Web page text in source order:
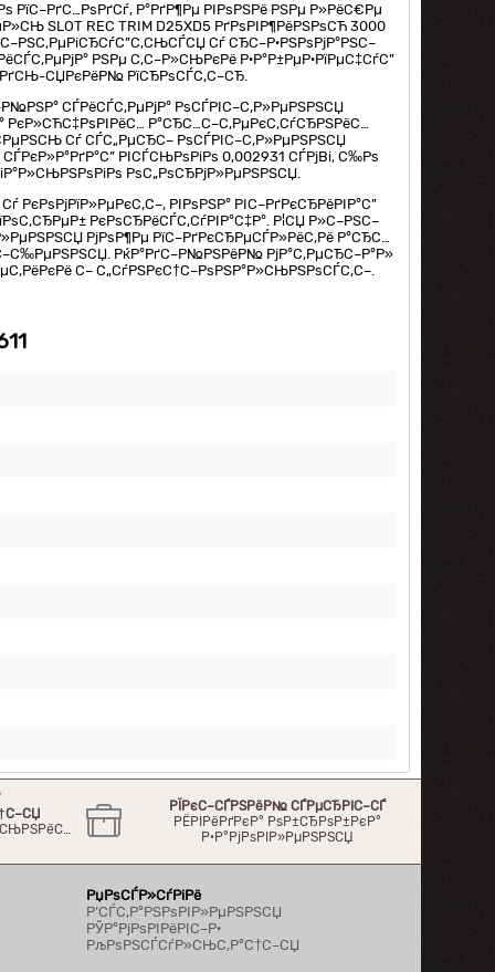
РїС–РґС…РѕРґСѓ, Р°РґР¶Рµ РІРѕРЅРё РЅРµ Р»РёС€Рµ
SLOT REC TRIM D25XD5 РґРѕРІР¶РёРЅРѕСЋ 3000
Сѓ СЂС–Р·РЅРѕРјР°РЅС–
РЅРµ С‚С–Р»СЊРєРё Р·Р°Р±РµР·РїРµС‡СѓС”
СЏРєРёР№ РїСЂРѕСЃС‚С–СЂ.
СЃРёСЃС‚РµРјР° РѕСЃРІС–С‚Р»РµРЅРЅСЏ
РєР»СЋС‡РѕРІРёС… Р°СЂС…С–С‚РµРєС‚СѓСЂРЅРёС…
Сѓ СЃС„РµСЂС– РѕСЃРІС–С‚Р»РµРЅРЅСЏ
РІСЃСЊРѕРіРѕ 0,002931 СЃРјВі, С‰Рѕ
РѕС„РѕСЂРјР»РµРЅРЅСЏ.
РєРѕРјРїР»РµРєС‚С–, РІРѕРЅР° РІС–РґРєСЂРёРІР°С”
РєРѕСЂРёСЃС‚СѓРІР°С‡Р°. Р¦СЏ Р»С–РЅС–
РјРѕР¶Рµ РїС–РґРєСЂРµСЃР»РёС‚Рё Р°СЂС…
РќР°РґС–Р№РЅРёР№ РјР°С‚РµСЂС–Р°Р»
С– С„СѓРЅРєС†С–РѕРЅР°Р»СЊРЅРѕСЃС‚С–.
РЇРєС–СЃРЅРёР№ СЃРµСЂРІС–СЃ
РЁРІРёРґРєР° РѕР±СЂРѕР±РєР°
Р·Р°РјРѕРІР»РµРЅРЅСЏ
РџРѕСЃР»СѓРіРё
Р’СЃС‚Р°РЅРѕРІР»РµРЅРЅСЏ
РЎР°РјРѕРІРёРІС–Р·
РљРѕРЅСЃСѓР»СЊС‚Р°С†С–СЏ